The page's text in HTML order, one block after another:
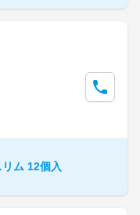
ム 12個入